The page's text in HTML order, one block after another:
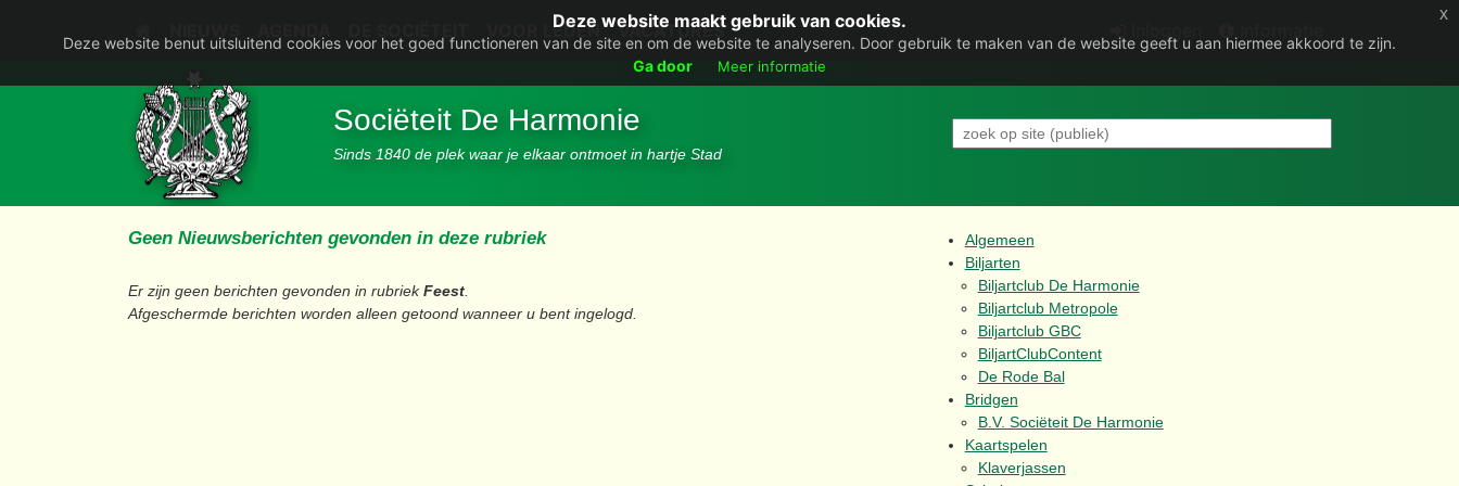
Deze website maakt gebruik van cookies.
Deze website benut uitsluitend cookies voor het goed functioneren van de site en om de website te analyseren. Door gebruik te maken van de website geeft u aan hiermee akkoord te zijn.
Ga door
Meer informatie
x
VOOR LEDEN VACATURES
Sociëteit De Harmonie
Sinds 1840 de plek waar je elkaar ontmoet in hartje Stad
Geen Nieuwsberichten gevonden in deze rubriek
Er zijn geen berichten gevonden in rubriekFeest
Afgeschermde berichten worden alleen getoond wanneer u bent ingelogd.
Algemeen
Biljarten
Biljartclub De Harmonie
Biljartclub Metropole
Biljartclub GBC
BiljartClubContent
De Rode Bal
Bridgen
B.V. Sociëteit De Harmonie
Kaartspelen
Klaverjassen